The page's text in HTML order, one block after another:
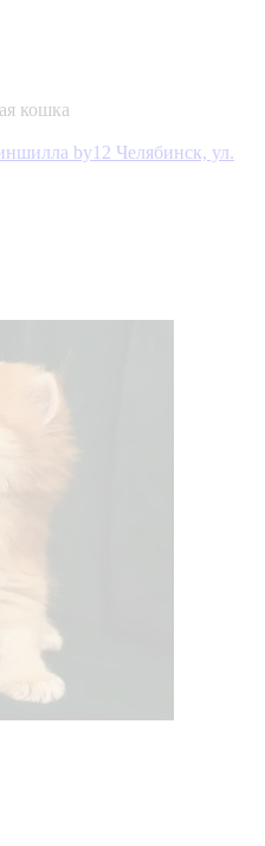
кошка
by12 Челябинск, ул.